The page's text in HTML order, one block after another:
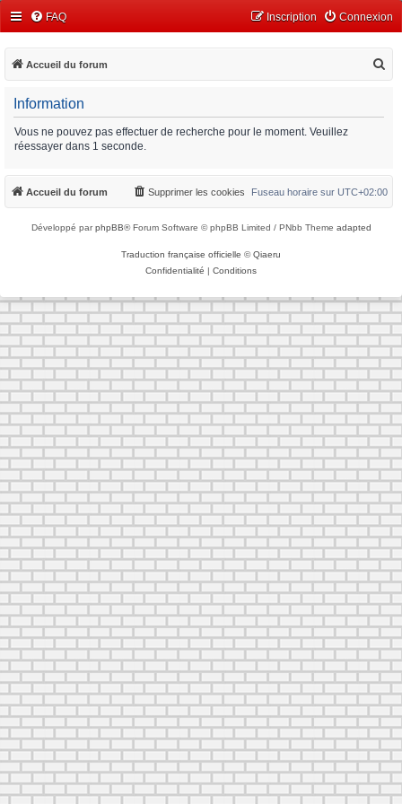
FAQ Connexion
Inscription
Accueil du forum
c
Information
Vous ne pouvez pas effectuer de recherche pour le moment. Veuillez
réessayer dans 1 seconde.
Accueil du forum Fuseau horaire sur UTC+02:00
Supprimer les cookies
Développé parphpBB® Forum Software © phpBB Limited / PNbb Theme adapted
Traduction française officielle ©Qiaeru
Confidentialité | Conditions